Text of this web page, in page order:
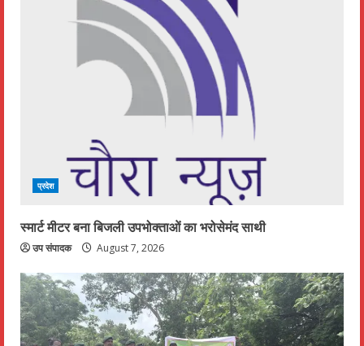
प्रदेश
स्मार्ट मीटर बना बिजली उपभोक्ताओं का भरोसेमंद साथी
उप संपादक August 7, 2026